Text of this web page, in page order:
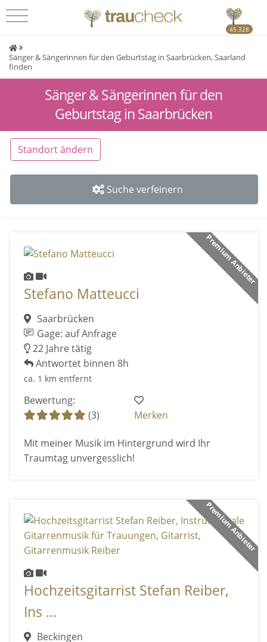
45.328
Sänger & Sängerinnen für den Geburtstag in Saarbrücken, Saarland
finden
Sänger & Sängerinnen für den
Geburtstag in Saarbrücken
Standort ändern
Suche verfeinern
Premium Anbieter
Stefano Matteucci
Saarbrücken
Gage: auf Anfrage
22 Jahre tätig
Antwortet binnen 8h
ca. 1 km entfernt
Bewertung:
(3)
Merken
Mit meiner Musik im Hintergrund wird Ihr
Traumtag unvergesslich!
Premium Anbieter
Hochzeitsgitarrist Stefan Reiber,
Ins ...
Beckingen